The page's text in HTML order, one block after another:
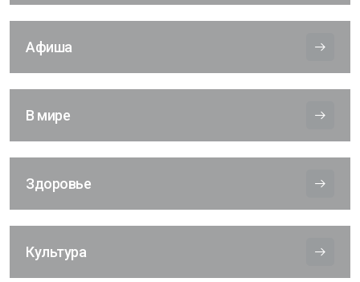
Афиша
В мире
Здоровье
Культура